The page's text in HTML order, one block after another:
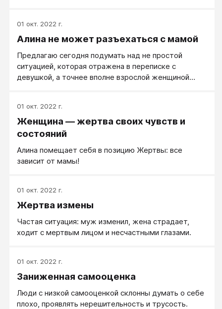
01 окт. 2022 г.
Алина не может разъехаться с мамой
Предлагаю сегодня подумать над не простой
ситуацией, которая отражена в переписке с
девушкой, а точнее вполне взрослой женщиной
01 окт. 2022 г.
Женщина — жертва своих чувств и
состояний
Алина помещает себя в позицию Жертвы: все
зависит от мамы!
01 окт. 2022 г.
Жертва измены
Частая ситуация: муж изменил, жена страдает,
ходит с мертвым лицом и несчастными глазами.
01 окт. 2022 г.
Заниженная самооценка
Люди с низкой самооценкой склонны думать о себе
плохо, проявлять нерешительность и трусость.